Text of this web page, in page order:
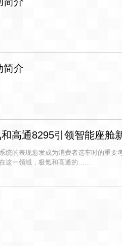
简介
高通8295引领智能座舱
统的表现愈发成为消费者选车时的重
这一领域，极氪和高通的……